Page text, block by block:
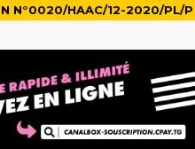
N°0020/HAAC/12-2020/PL/P